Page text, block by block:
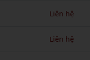
Liên hệ
Liên hệ